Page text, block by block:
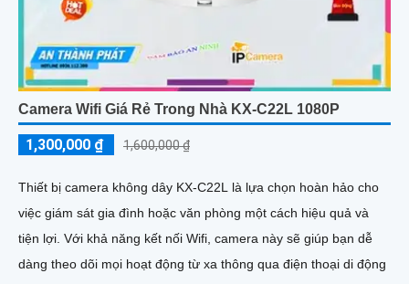
Camera Wifi Giá Rẻ Trong Nhà KX-C22L 1080P
1,300,000 ₫ 1,600,000 ₫
Thiết bị camera không dây KX-C22L là lựa chọn hoàn hảo cho
việc giám sát gia đình hoặc văn phòng một cách hiệu quả và
tiện lợi. Với khả năng kết nối Wifi, camera này sẽ giúp bạn dễ
dàng theo dõi mọi hoạt động từ xa thông qua điện thoại di động